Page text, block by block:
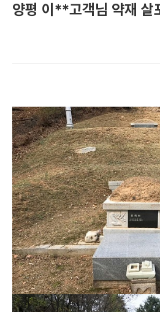
양평 이**고객님 약재 살